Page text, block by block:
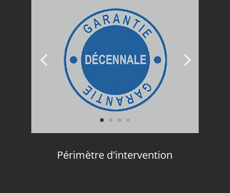
Périmètre d'intervention